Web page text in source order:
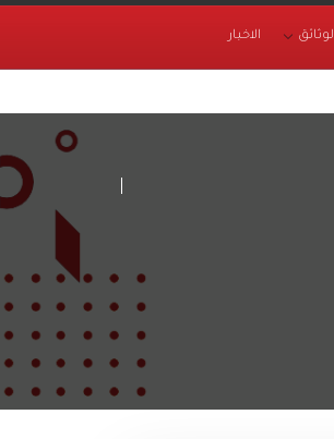
الاخبار